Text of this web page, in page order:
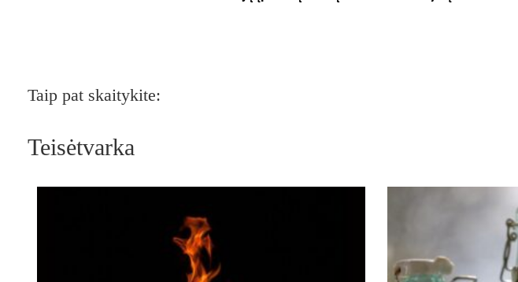
Taip pat skaitykite:
Teisėtvarka